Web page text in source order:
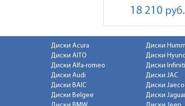
18 210 руб.
Диски Acura
Диски AITO
Диски Alfa-romeo
Диски Audi
Диски BAIC
Диски Belgee
Диски
Диски
Диски Infiniti
Диски JAC
Диски
Диски